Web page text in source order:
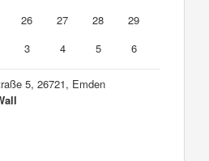
26 27 28
29
3 4 5 6
5, 26721, Emden